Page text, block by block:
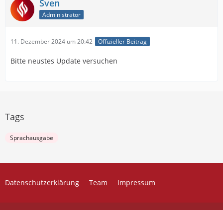
Sven
Administrator
11. Dezember 2024 um 20:42 Offizieller Beitrag
Bitte neustes Update versuchen
Tags
Sprachausgabe
Datenschutzerklärung Team Impressum